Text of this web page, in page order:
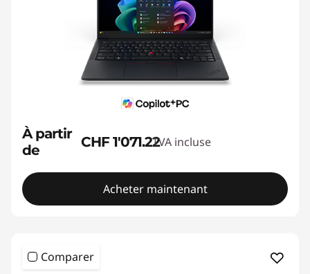
À partir
de
CHF 1'071.22TVA incluse
Acheter maintenant
Comparer